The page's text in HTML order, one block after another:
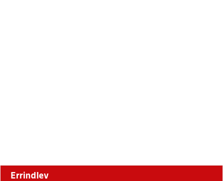
Errindlev